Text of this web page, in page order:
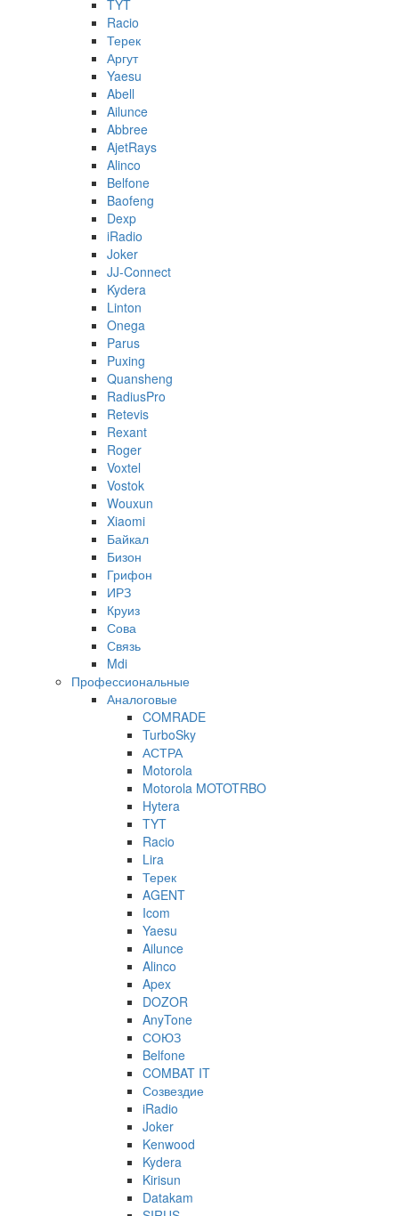
TYT
Racio
Терек
Аргут
Yaesu
Abell
Ailunce
Abbree
AjetRays
Alinco
Belfone
Baofeng
Dexp
iRadio
Joker
JJ-Connect
Kydera
Linton
Onega
Parus
Puxing
Quansheng
RadiusPro
Retevis
Rexant
Roger
Voxtel
Vostok
Wouxun
Xiaomi
Байкал
Бизон
Грифон
ИРЗ
Круиз
Сова
Связь
Mdi
Профессиональные
Аналоговые
COMRADE
TurboSky
АСТРА
Motorola
Motorola MOTOTRBO
Hytera
TYT
Racio
Lira
Терек
AGENT
Icom
Yaesu
Ailunce
Alinco
Apex
DOZOR
AnyTone
СОЮЗ
Belfone
COMBAT IT
Созвездие
iRadio
Joker
Kenwood
Kydera
Kirisun
Datakam